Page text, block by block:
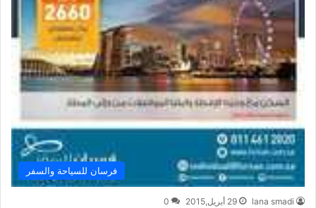
فرسان للسياحة والسفر
lana smadi 29 أبريل,2015 0